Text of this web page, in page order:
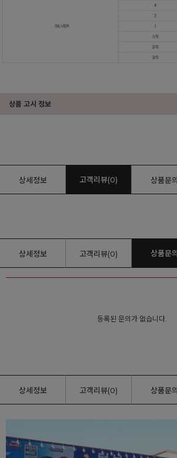
상품 고시 정보
상세정보 고객리뷰(0) 상품문의
상세정보 고객리뷰(0) 상품문의
등록된 문의가 없습니다.
상세정보 고객리뷰(0) 상품문의